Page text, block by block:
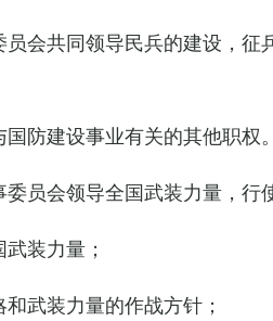
员会共同领导民兵的建设，
国防建设事业有关的其他职权。
员会领导全国武装力量，行
装力量；
和武装力量的作战方针；